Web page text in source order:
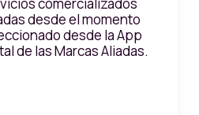
desde el momento
desde la App
de las Marcas Aliadas.